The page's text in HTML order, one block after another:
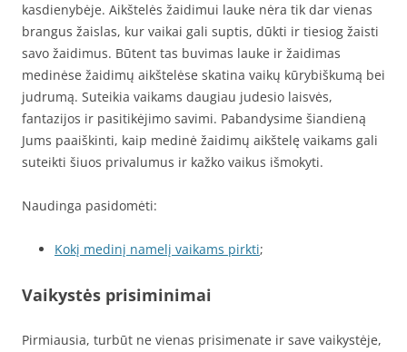
kasdienybėje. Aikštelės žaidimui lauke nėra tik dar vienas
brangus žaislas, kur vaikai gali suptis, dūkti ir tiesiog žaisti
savo žaidimus. Būtent tas buvimas lauke ir žaidimas
medinėse žaidimų aikštelėse skatina vaikų kūrybiškumą bei
judrumą. Suteikia vaikams daugiau judesio laisvės,
fantazijos ir pasitikėjimo savimi. Pabandysime šiandieną
Jums paaiškinti, kaip medinė žaidimų aikštelę vaikams gali
suteikti šiuos privalumus ir kažko vaikus išmokyti.
Naudinga pasidomėti:
Kokį medinį namelį vaikams pirkti;
Vaikystės prisiminimai
Pirmiausia, turbūt ne vienas prisimenate ir save vaikystėje,